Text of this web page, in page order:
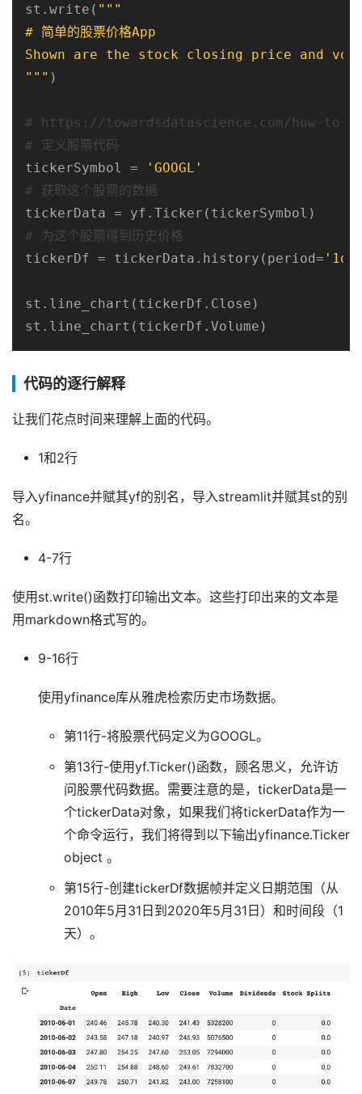
st.write( """
# 简单的股票价格App
Shown are the stock closing price and
""" )
# https://towardsdatascience.com/how-to-
# 定义股票代码
tickerSymbol =
'GOOGL'
# 获取这个股票的数据
# 为这个股票得到历史价格
tickerDf = tickerData.history(period= '1d'
st.line_chart(tickerDf.Close)
st.line_chart(tickerDf.Volume)
代码的逐行解释
让我们花点时间来理解上面的代码。
1和2行
导入yfinance并赋其yf的别名，导入streamlit并赋其st的别
名。
4-7行
使用st.write()函数打印输出文本。这些打印出来的文本是
用markdown格式写的。
9-16行
使用yfinance库从雅虎检索历史市场数据。
第11行-将股票代码定义为GOOGL。
第13行-使用yf.Ticker()函数，顾名思义，允许访
问股票代码数据。需要注意的是，tickerData是一
个tickerData对象，如果我们将tickerData作为一
个命令运行，我们将得到以下输出yfinance.Ticker
object 。
第15行-创建tickerDf数据帧并定义日期范围（从
2010年5月31日到2020年5月31日）和时间段（1
天）。